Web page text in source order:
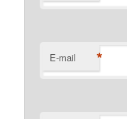
E-mail *